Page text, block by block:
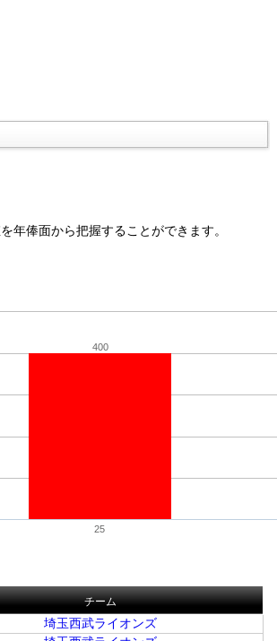
年俸面から把握することができます。
400
25
チーム
埼玉西武ライオンズ